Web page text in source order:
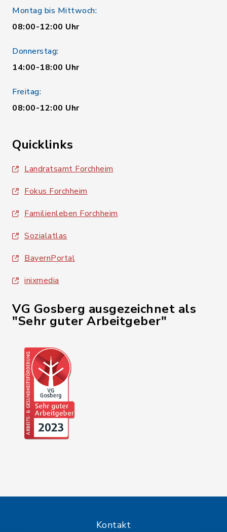
Montag bis Mittwoch:
08:00-12:00 Uhr
Donnerstag:
14:00-18:00 Uhr
Freitag:
08:00-12:00 Uhr
Quicklinks
Landratsamt Forchheim
Fokus Forchheim
Familienleben Forchheim
Sozialatlas
BayernPortal
inixmedia
VG Gosberg ausgezeichnet als
"Sehr guter Arbeitgeber"
Kontakt